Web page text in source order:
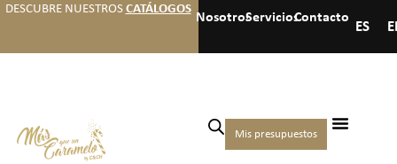
DESCUBRE NUESTROS CATÁLOGOS
NosotrosServiciosContacto
ES
Mis presupuestos
Inicio/ Navidad
navideños/ Bolsa lazo
BOLSA LAZO